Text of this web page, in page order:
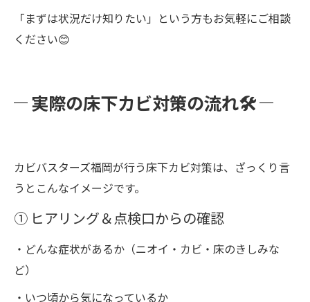
「まずは状況だけ知りたい」という方もお気軽にご相談
ください😊
実際の床下カビ対策の流れ🛠
カビバスターズ福岡が行う床下カビ対策は、ざっくり言
うとこんなイメージです。
① ヒアリング＆点検口からの確認
・どんな症状があるか（ニオイ・カビ・床のきしみな
ど）
・いつ頃から気になっているか